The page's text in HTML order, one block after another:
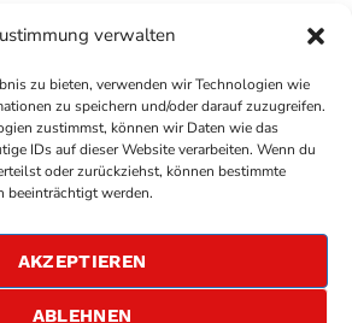
verwalten
zu bieten, verwenden wir Technologien wie
zu speichern und/oder darauf zuzugreifen.
zustimmst, können wir Daten wie das
IDs auf dieser Website verarbeiten. Wenn du
oder zurückziehst, können bestimmte
beeinträchtigt werden.
AKZEPTIEREN
ABLEHNEN
BAD KREUZNACH
ALLGEMEINE GESCHÄFTSBEDINGUNGEN